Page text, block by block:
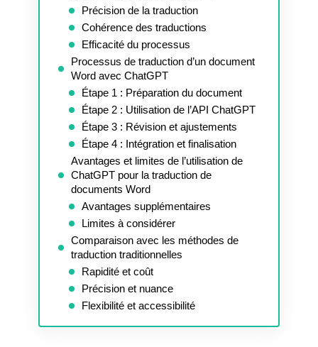
Précision de la traduction
Cohérence des traductions
Efficacité du processus
Processus de traduction d’un document
Word avec ChatGPT
Étape 1 : Préparation du document
Étape 2 : Utilisation de l’API ChatGPT
Étape 3 : Révision et ajustements
Étape 4 : Intégration et finalisation
Avantages et limites de l’utilisation de
ChatGPT pour la traduction de
documents Word
Avantages supplémentaires
Limites à considérer
Comparaison avec les méthodes de
traduction traditionnelles
Rapidité et coût
Précision et nuance
Flexibilité et accessibilité